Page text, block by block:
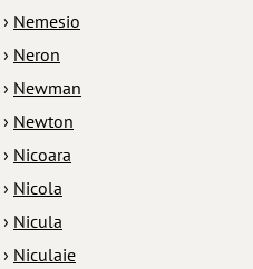
› Nemesio
› Neron
› Newman
› Newton
› Nicoara
› Nicola
› Nicula
› Niculaie